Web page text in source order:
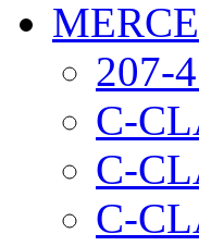
207-
C-
C-
C-